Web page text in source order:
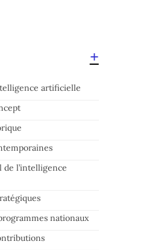
artificielle
l’intelligence
nationaux